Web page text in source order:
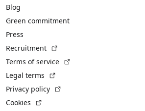
Blog
Green commitment
Press
Recruitment
Terms of service
Legal terms
Privacy policy
Cookies